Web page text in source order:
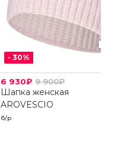
-30%
6 930₽ 9 900₽
Шапка женская
AROVESCIO
б/р